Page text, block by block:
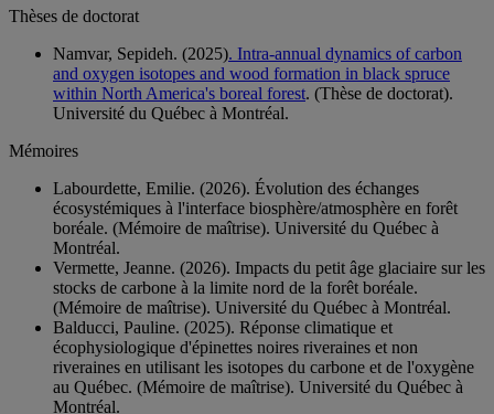
Thèses de doctorat
Namvar, Sepideh. (2025). Intra-annual dynamics of carbon
and oxygen isotopes and wood formation in black spruce
within North America's boreal forest. (Thèse de doctorat).
Université du Québec à Montréal.
Mémoires
Labourdette, Emilie. (2026). Évolution des échanges
écosystémiques à l'interface biosphère/atmosphère en forêt
boréale. (Mémoire de maîtrise). Université du Québec à
Montréal.
Vermette, Jeanne. (2026). Impacts du petit âge glaciaire sur les
stocks de carbone à la limite nord de la forêt boréale.
(Mémoire de maîtrise). Université du Québec à Montréal.
Balducci, Pauline. (2025). Réponse climatique et
écophysiologique d'épinettes noires riveraines et non
riveraines en utilisant les isotopes du carbone et de l'oxygène
au Québec. (Mémoire de maîtrise). Université du Québec à
Montréal.